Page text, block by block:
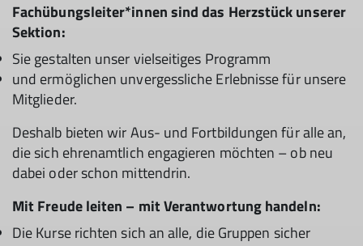
Fachübungsleiter*innen sind das Herzstück unserer
Sektion:
Sie gestalten unser vielseitiges Programm
und ermöglichen unvergessliche Erlebnisse für unsere
Mitglieder.
Deshalb bieten wir Aus- und Fortbildungen für alle an,
die sich ehrenamtlich engagieren möchten – ob neu
dabei oder schon mittendrin.
Mit Freude leiten – mit Verantwortung handeln:
Die Kurse richten sich an alle, die Gruppen sicher